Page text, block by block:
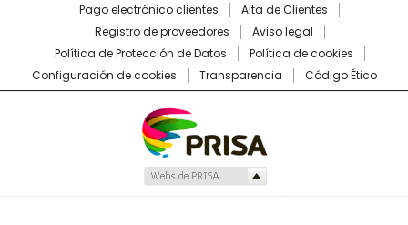
Pago electrónico clientes
Alta de Clientes
Registro de proveedores
Aviso legal
Política de Protección de Datos
Política de cookies
Configuración de cookies
Transparencia Código Ético